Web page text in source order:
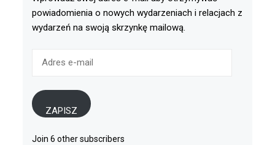
powiadomienia o nowych wydarzeniach i relacjach z
wydarzeń na swoją skrzynkę mailową.
ZAPISZ
Join 6 other subscribers